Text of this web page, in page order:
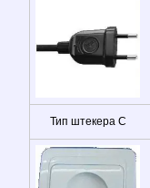
Тип штекера C